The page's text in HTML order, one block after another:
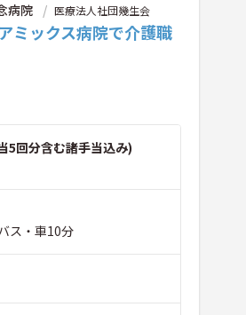
病院 医療法人社団幾生会
ミックス病院で介護職
5回分含む諸手当込み)
ス・車10分